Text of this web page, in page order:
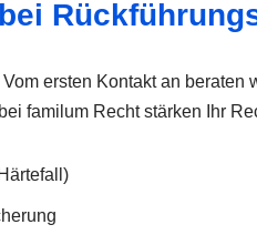
ersten Kontakt an
familum Recht stärken Ihr